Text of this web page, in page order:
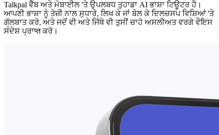
Talkpal ਵੈੱਬ ਅਤੇ ਮੋਬਾਈਲ 'ਤੇ ਉਪਲਬਧ ਤੁਹਾਡਾ AI ਭਾਸ਼ਾ ਟਿਊਟਰ ਹੈ।
ਆਪਣੀ ਭਾਸ਼ਾ ਨੂੰ ਤੇਜ਼ੀ ਨਾਲ ਸੁਧਾਰੋ, ਲਿਖ ਕੇ ਜਾਂ ਬੋਲ ਕੇ ਦਿਲਚਸਪ ਵਿਸ਼ਿਆਂ 'ਤੇ
ਗੱਲਬਾਤ ਕਰੋ, ਅਤੇ ਜਦੋਂ ਵੀ ਅਤੇ ਜਿੱਥੇ ਵੀ ਤੁਸੀਂ ਚਾਹੋ ਅਸਲੀਅਤ ਵਰਗੇ ਵੌਇਸ
ਸੰਦੇਸ਼ ਪ੍ਰਾप्त ਕਰੋ।